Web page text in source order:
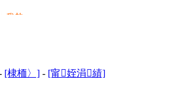
[棣栭〉] - [甯姪涓績]